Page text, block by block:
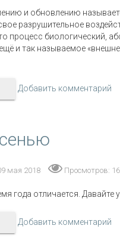
и обновлению
разрушительное
процесс биологический,
и так называемое
Добавить комментарий
мая 2018 Просмотров:
года отличается.
Добавить комментарий